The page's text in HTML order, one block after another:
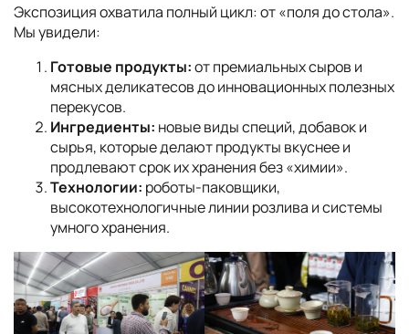
Экспозиция охватила полный цикл: от «поля до стола».
Мы увидели:
Готовые продукты:от премиальных сыров и
мясных деликатесов до инновационных полезных
перекусов.
Ингредиенты: новые виды специй, добавок и
сырья, которые делают продукты вкуснее и
продлевают срок их хранения без «химии».
Технологии: роботы-паковщики,
высокотехнологичные линии розлива и системы
умного хранения.